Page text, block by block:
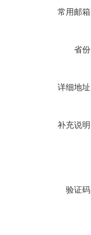
常用邮
省
详细地
补充说
验证